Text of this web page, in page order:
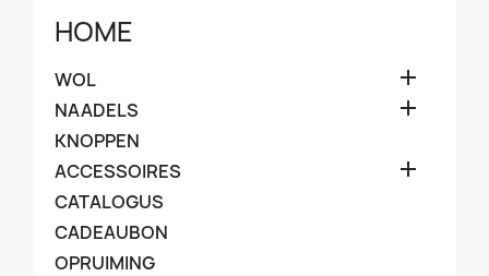
HOME
WOL 
NAADELS 
KNOPPEN
ACCESSOIRES

CATALOGUS
CADEAUBON
OPRUIMING